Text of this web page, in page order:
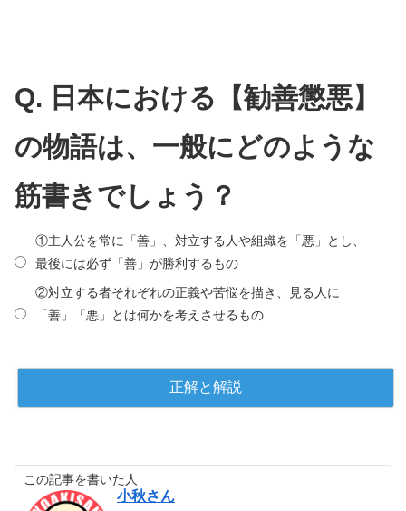
Q. 日本における【勧善懲悪】
の物語は、一般にどのような
筋書きでしょう？
①主人公を常に「善」、対立する人や組織を「悪」とし、
最後には必ず「善」が勝利するもの
②対立する者それぞれの正義や苦悩を描き、見る人に
「善」「悪」とは何かを考えさせるもの
この記事を書いた人
小秋さん